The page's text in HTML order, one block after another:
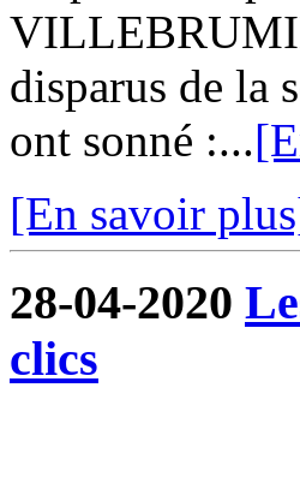
disparus de la
ont sonné :...
[En savoir
28-04-2020
clics